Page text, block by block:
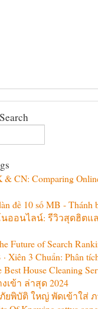
& CN: Comparing
đề 10 số MB - Thánh
นออนไลน์: รีวิวสุดฮิตแ
Future of Search
Xiên 3 Chuẩn: Phân
Best House Cleaning
งเข้า ล่าสุด 2024
ยพิบัติ ใหญ่ พัดเข้าใส่